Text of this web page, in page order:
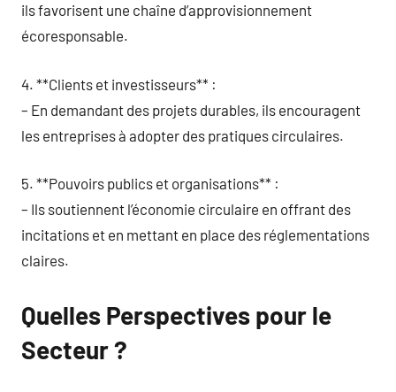
ils favorisent une chaîne d’approvisionnement
écoresponsable.
4. **Clients et investisseurs** :
– En demandant des projets durables, ils encouragent
les entreprises à adopter des pratiques circulaires.
5. **Pouvoirs publics et organisations** :
– Ils soutiennent l’économie circulaire en offrant des
incitations et en mettant en place des réglementations
claires.
Quelles Perspectives pour le
Secteur ?